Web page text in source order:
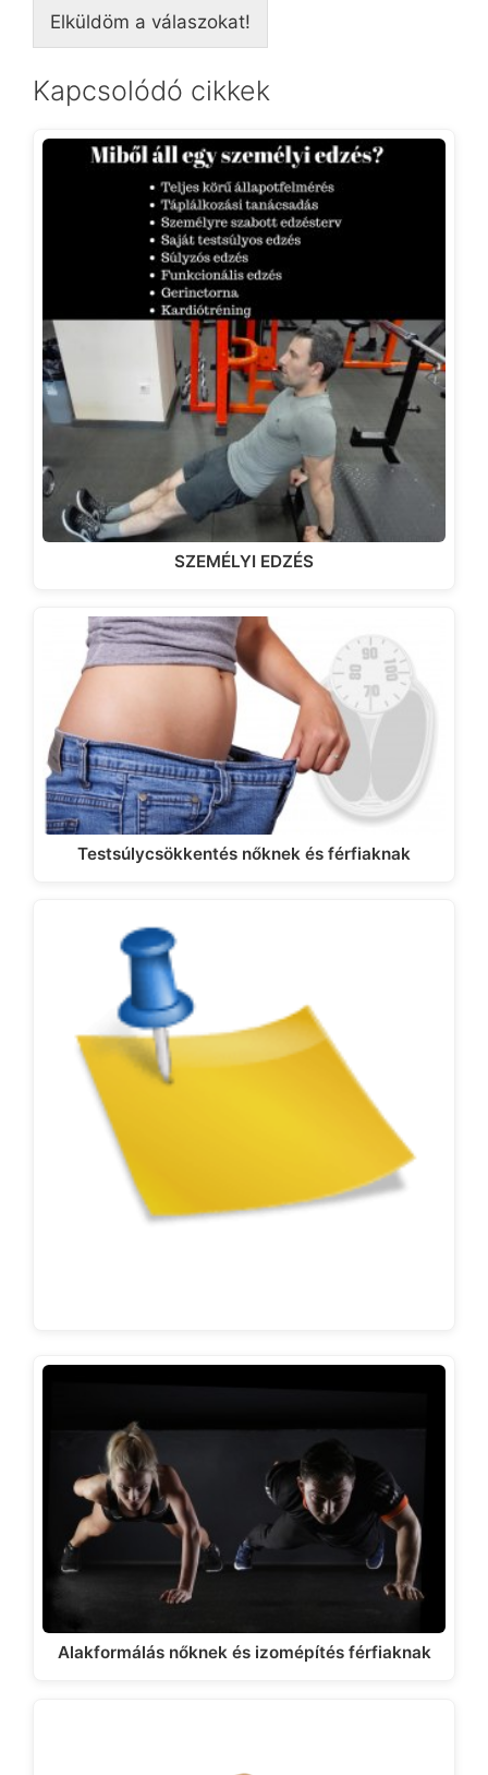
Elküldöm a válaszokat!
Kapcsolódó cikkek
SZEMÉLYI EDZÉS
Testsúlycsökkentés nőknek és férfiaknak
Alakformálás nőknek és izomépítés férfiaknak